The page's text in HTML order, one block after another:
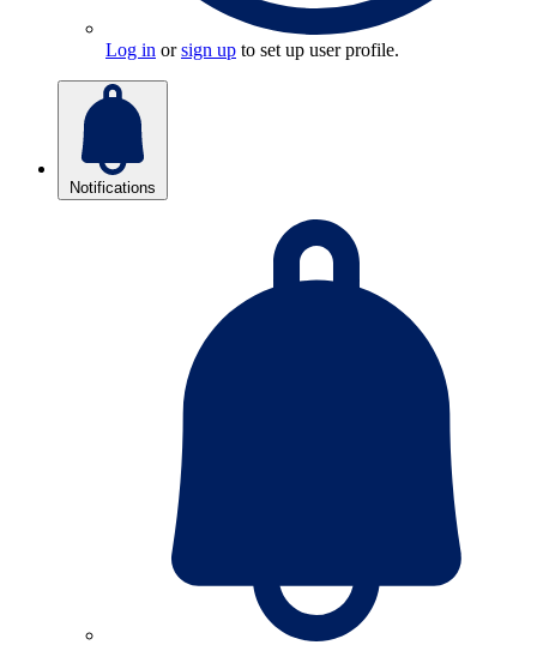
Log in orsign up to set up user profile.
Notifications